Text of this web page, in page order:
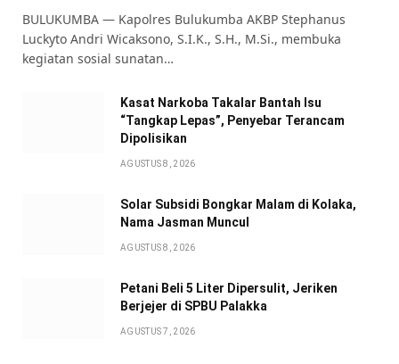
BULUKUMBA — Kapolres Bulukumba AKBP Stephanus
Luckyto Andri Wicaksono, S.I.K., S.H., M.Si., membuka
kegiatan sosial sunatan…
Kasat Narkoba Takalar Bantah Isu
“Tangkap Lepas”, Penyebar Terancam
Dipolisikan
AGUSTUS 8, 2026
Solar Subsidi Bongkar Malam di Kolaka,
Nama Jasman Muncul
AGUSTUS 8, 2026
Petani Beli 5 Liter Dipersulit, Jeriken
Berjejer di SPBU Palakka
AGUSTUS 7, 2026